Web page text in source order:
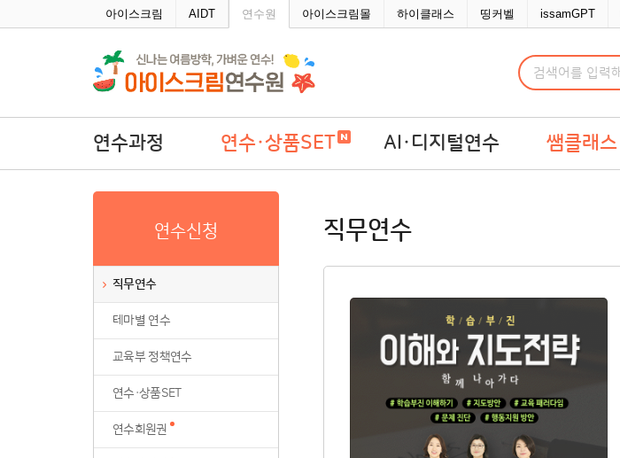
아이스크림 AIDT 연수원 아이스크림몰 하이클래스 띵커벨 issamGPT
연수과정
테마별 연수
교육부 정책연수
연수·상품SET
연수회원권
연수패키지
자율연수
위탁연수
연수·상품SET AI·디지털연수
학교맞춤 예산견적
쌤클래스
쌤바이브
연수신청
직무연수
테마별 연수
교육부 정책연수
연수·상품SET
연수회원권
직무연수